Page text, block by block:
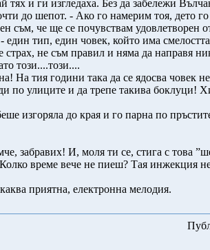
и ги изгледаха. Без да забележи
до шепот. - Ако го намерим тоя, дето
съм, че ще се почувствам удовлетворен
тип, един човек, който има
не съм правил и няма да направя
този....този....
На тия години така да се ядосва човек
улиците и да трепе такива боклуци!
изгоряла до края и го парна по
забравих! И, моля ти се, стига с това
време вече не пиеш? Тая инжекция
приятна, електронна мелодия.